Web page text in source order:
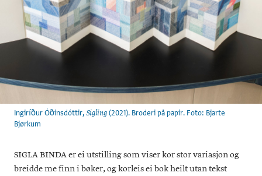
Ingiríður Óðinsdóttir, Sigling (2021). Broderi på papir. Foto: Bjarte
Bjørkum
SIGLA BINDA er ei utstilling som viser kor stor variasjon og
breidde me finn i bøker, og korleis ei bok heilt utan tekst